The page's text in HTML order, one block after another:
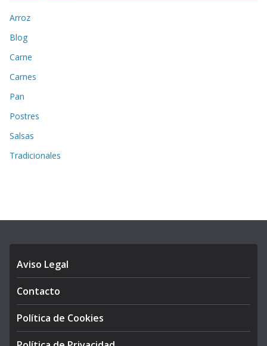
Arroz
Blog
Carne
Carnes
Pan
Postres
Salsas
Tradicionales
Aviso Legal
Contacto
Política de Cookies